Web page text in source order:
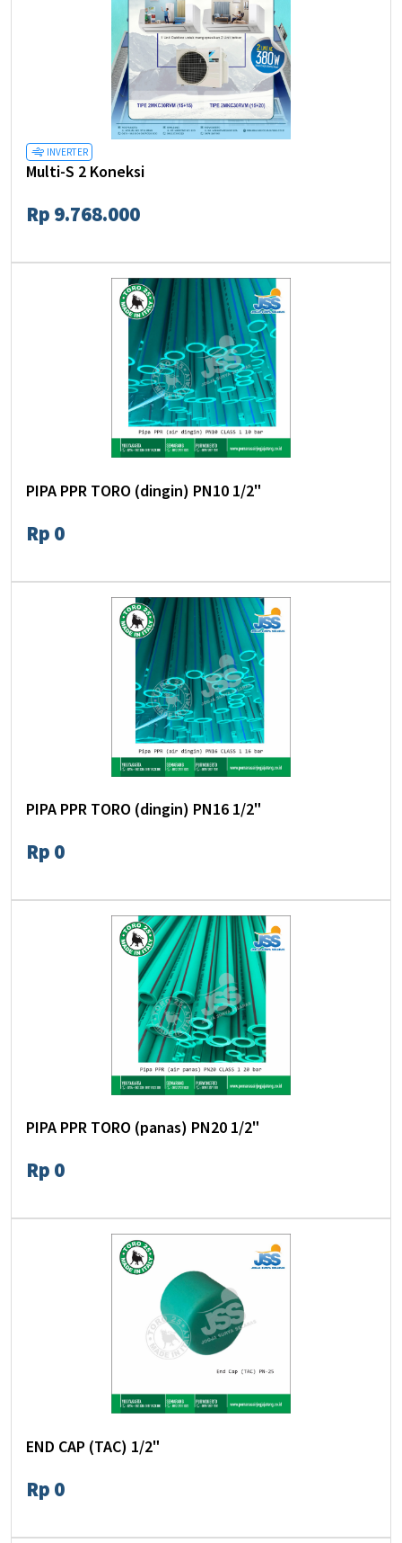
INVERTER
Multi-S 2 Koneksi
Rp 9.768.000
PIPA PPR TORO (dingin) PN10 1/2"
Rp 0
PIPA PPR TORO (dingin) PN16 1/2"
Rp 0
PIPA PPR TORO (panas) PN20 1/2"
Rp 0
END CAP (TAC) 1/2"
Rp 0